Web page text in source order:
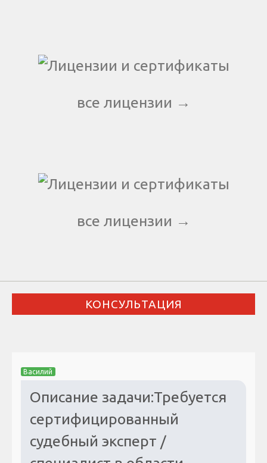
все лицензии →
все лицензии →
КОНСУЛЬТАЦИЯ
Василий
Описание задачи:Требуется
сертифицированный
судебный эксперт /